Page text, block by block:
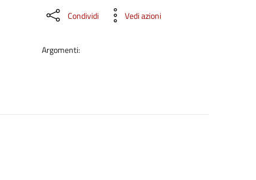
Condividi Vedi azioni
Argomenti: